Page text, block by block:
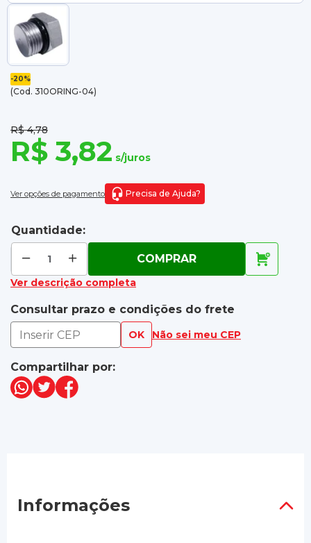
-20%
(Cod. 310ORING-04)
R$ 4,78
R$ 3,82 s/juros
Ver opções de pagamento Precisa de Ajuda?
Quantidade:
COMPRAR
Ver descrição completa
Consultar prazo e condições do frete
OK Não sei meu CEP
Compartilhar por:
Informações